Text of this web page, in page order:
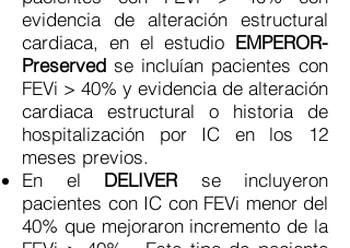
evidencia de alteración estructural
cardiaca, en el estudio EMPEROR-
Preserved se incluían pacientes con
FEVi > 40% y evidencia de alteración
cardiaca estructural o historia de
hospitalización por IC en los 12
meses previos.
En el DELIVER se incluyeron
pacientes con IC con FEVi menor del
40% que mejoraron incremento de la